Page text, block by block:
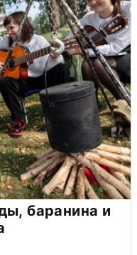
баранина и